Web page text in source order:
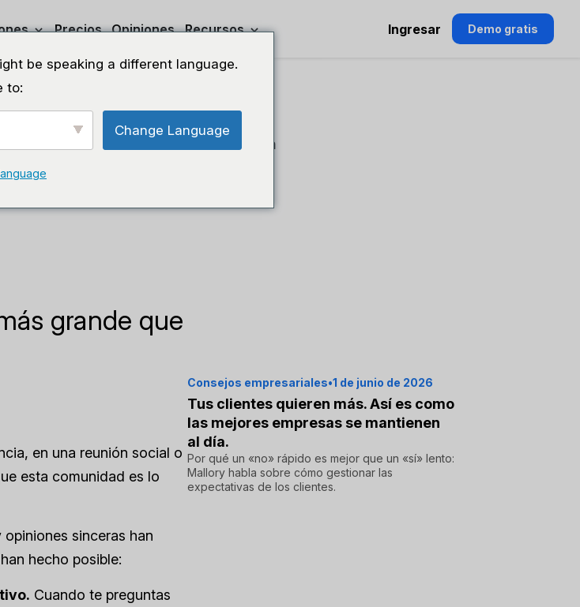
Precios Opiniones Recursos Ingresar Demo gratis
a tu
grande que
en una reunión social o
esta comunidad es lo
sinceras han
hecho posible:
Cuando te preguntas
Compartir en
Consejos empresariales•1 de junio de 2026
Tus clientes quieren más. Así es como
las mejores empresas se mantienen
al día.
Por qué un «no» rápido es mejor que un «sí» lento:
Mallory habla sobre cómo gestionar las
expectativas de los clientes.
be speaking a different language.
to:
Change Language